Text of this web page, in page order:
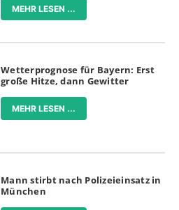
MEHR LESEN ...
Wetterprognose für Bayern: Erst
große Hitze, dann Gewitter
MEHR LESEN ...
Mann stirbt nach Polizeieinsatz in
München